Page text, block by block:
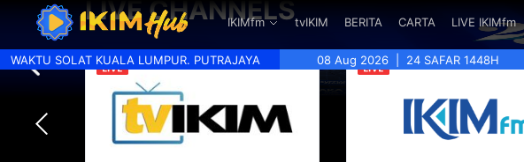
IKIMfm tvIKIM BERITA CARTA LIVE IKIMfm
WAKTU SOLAT KUALA LUMPUR. PUTRAJAYA 08 Aug 2026 24 SAFAR 1448H
LIVE CHANNELS